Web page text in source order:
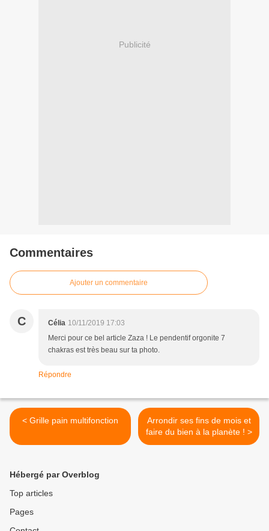
Publicité
Commentaires
Ajouter un commentaire
C Célia 10/11/2019 17:03
Merci pour ce bel article Zaza ! Le pendentif orgonite 7
chakras est très beau sur ta photo.
Répondre
< Grille pain multifonction
Arrondir ses fins de mois et
faire du bien à la planète ! >
Hébergé par Overblog
Top articles
Pages